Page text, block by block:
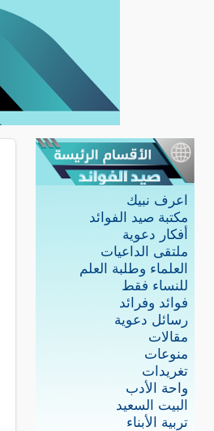
اعرف نبيك
مكتبة صيد الفوائد
أفكار دعوية
ملتقى الداعيات
العلماء وطلبة العلم
للنساء فقط
فوائد وفرائد
رسائل دعوية
مقالات
منوعات
تغريدات
واحة الأدب
البيت السعيد
تربية الأبناء